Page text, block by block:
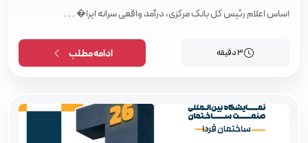
اساس اعلام رئیس‌ کل بانک مرکزی، درآمد واقعی سرانه ایرا� . . .
3 دقیقه ادامه مطلب